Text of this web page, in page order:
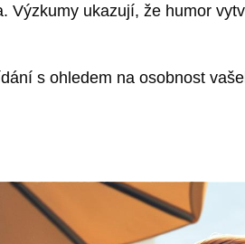
ukazují, že humor
s ohledem na osobnost